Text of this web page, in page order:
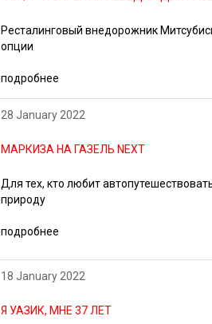
Ресталинговый внедорожник
опции
подробнее
28 January 2022
МАРКИЗА НА ГАЗЕЛЬ NEXT
Для тех, кто любит
природу
подробнее
18 January 2022
Я УАЗИК, МНЕ 37 ЛЕТ